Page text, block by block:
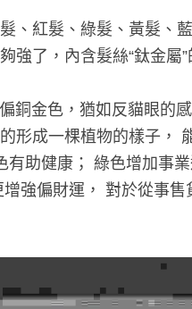
、紅髮、綠髮、黃髮、
強了，內含髮絲“鈦金屬
銅金色，猶如反貓眼的
形成一棵植物的樣子，
助健康； 綠色增加事
強偏財運， 對於從事